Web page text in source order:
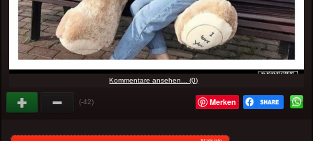
Kommentare ansehen... (0)
(-42) Merken